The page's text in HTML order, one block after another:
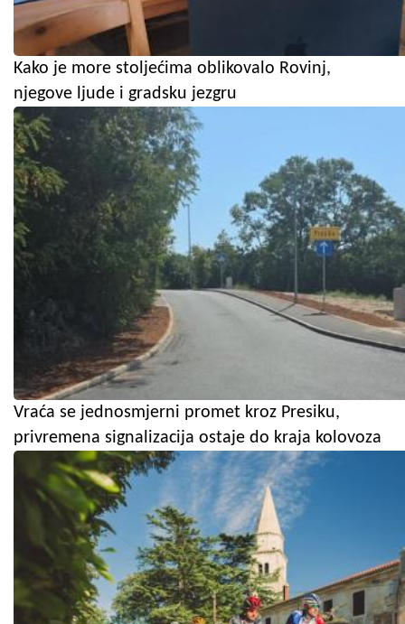
Kako je more stoljećima oblikovalo Rovinj,
njegove ljude i gradsku jezgru
Vraća se jednosmjerni promet kroz Presiku,
privremena signalizacija ostaje do kraja kolovoza